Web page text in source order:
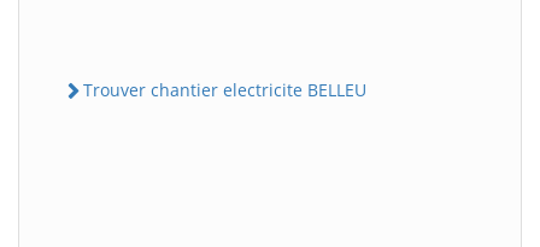
Trouver chantier electricite BELLEU